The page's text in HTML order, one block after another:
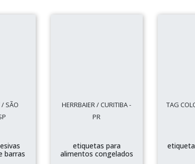
/ SÃO
barras
HERRBAIER / CURITIBA -
PR
etiquetas para
alimentos congelados
TAG